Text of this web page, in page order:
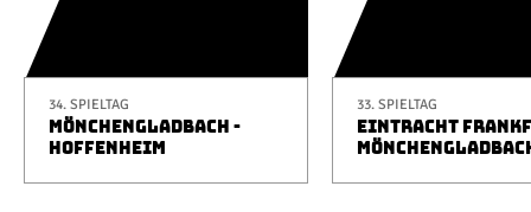
34. SPIELTAG
MÖNCHENGLADBACH -
HOFFENHEIM
33. SPIELTAG
EINTRACHT